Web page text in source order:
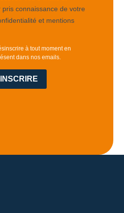
connaissance de votre
et mentions
à tout moment en
dans nos emails.